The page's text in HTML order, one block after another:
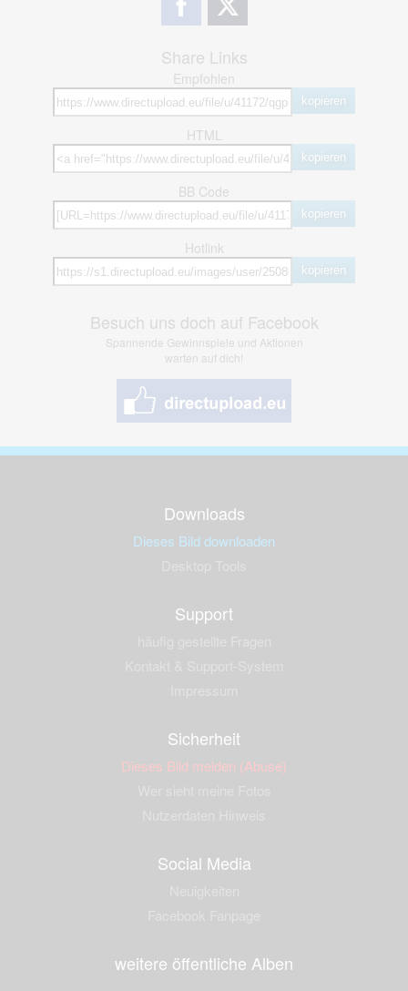
Share Links
Empfohlen
kopieren
HTML
kopieren
BB Code
kopieren
Hotlink
kopieren
Besuch uns doch auf Facebook
Spannende Gewinnspiele und Aktionen
warten auf dich!
Downloads
Dieses Bild downloaden
Support
Sicherheit
Dieses Bild melden (Abuse)
Social Media
weitere öffentliche Alben